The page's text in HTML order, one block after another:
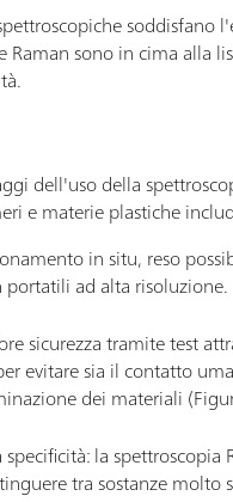
Raman sono in cima alla
dell'uso della
e materie plastiche
in situ, reso
portatili ad alta risoluzione.
sicurezza tramite test
evitare sia il contatto
dei materiali
specificità: la spettroscopia
tra sostanze molto